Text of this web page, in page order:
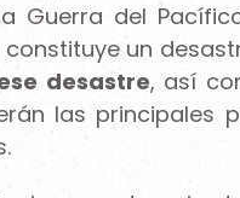
Guerra del
un
desastre, así
las principales